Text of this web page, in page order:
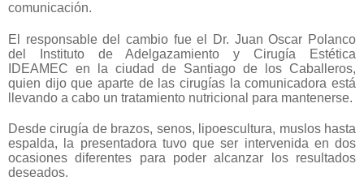
comunicación.
El responsable del cambio fue el Dr. Juan Oscar Polanco
del Instituto de Adelgazamiento y Cirugía Estética
IDEAMEC en la ciudad de Santiago de los Caballeros,
quien dijo que aparte de las cirugías la comunicadora está
llevando a cabo un tratamiento nutricional para mantenerse.
Desde cirugía de brazos, senos, lipoescultura, muslos hasta
espalda, la presentadora tuvo que ser intervenida en dos
ocasiones diferentes para poder alcanzar los resultados
deseados.